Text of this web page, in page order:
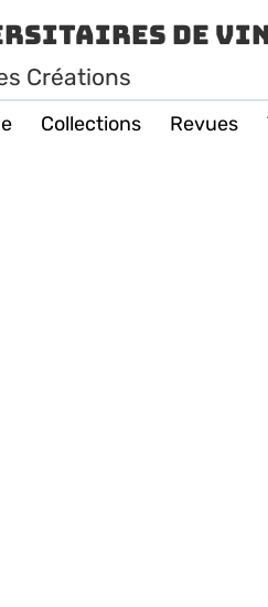
de
Créations
Collections Revues